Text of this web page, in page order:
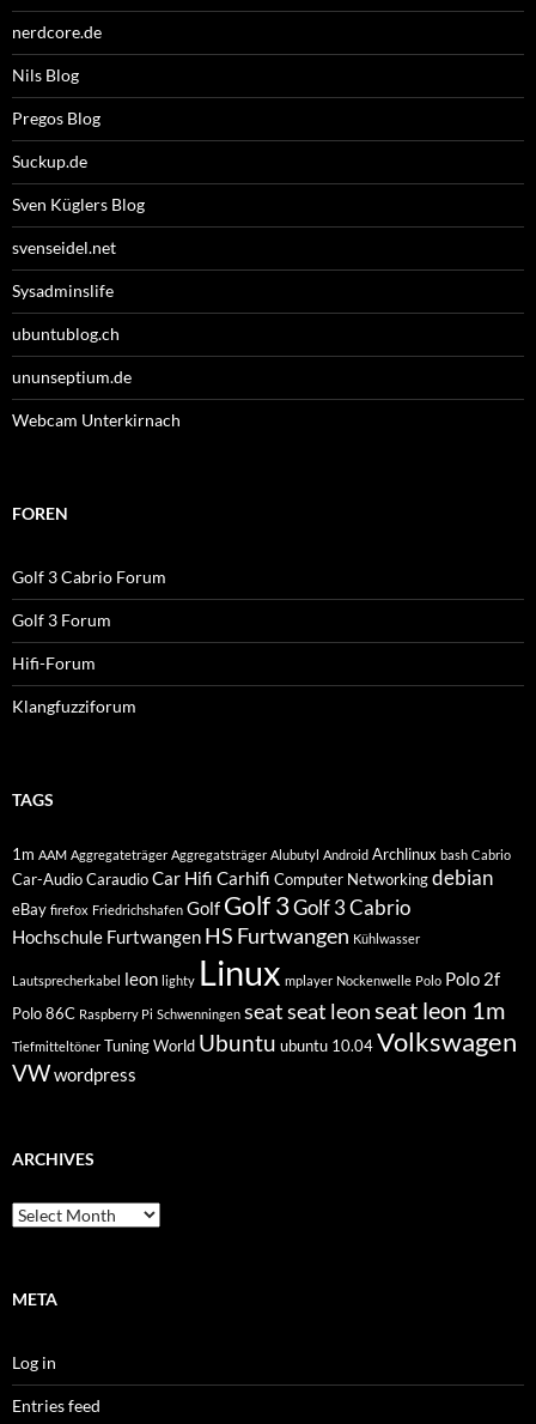
nerdcore.de
Nils Blog
Pregos Blog
Suckup.de
Sven Küglers Blog
svenseidel.net
Sysadminslife
ubuntublog.ch
ununseptium.de
Webcam Unterkirnach
FOREN
Golf 3 Cabrio Forum
Golf 3 Forum
Hifi-Forum
Klangfuzziforum
TAGS
1m AAM Aggregateträger Aggregatsträger Alubutyl Android Archlinux bash Cabrio
Car-AudioCaraudioCar Hifi Carhifi Computer Networkingdebian
eBay firefox Friedrichshafen Golf Golf 3Golf 3 Cabrio
Hochschule Furtwangen HS Furtwangen Kühlwasser
Lautsprecherkabel leon lighty Linux mplayer Nockenwelle Polo Polo 2f
Polo 86C Raspberry Pi Schwenningen seatseat leonseat leon 1m
Tiefmitteltöner Tuning World Ubuntu ubuntu 10.04Volkswagen
VWwordpress
ARCHIVES
Archives
META
Log in
Entries feed